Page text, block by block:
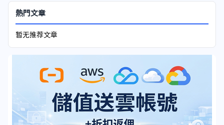
熱門文章
暂无推荐文章